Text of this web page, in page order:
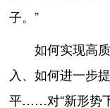
子。”
如何实现高质
入、如何进一步
平……对“新形势